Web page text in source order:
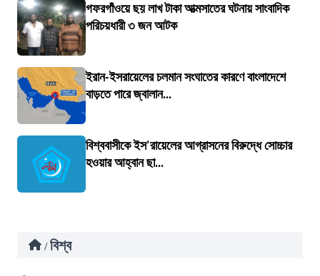
গফরগাঁওয়ে ছয় লাখ টাকা আত্মসাতের ঘটনায় সাংবাদিক
পরিচয়ধারী ৩ জন আটক
ইরান-ইসরায়েলের চলমান সংঘাতের কারণে বাংলাদেশে
বাড়তে পারে জ্বালান...
বিশ্ববাসীকে ইস'রায়েলের আগ্রাসনের বিরুদ্ধে সোচ্চার
হওয়ার আহ্বান ছা...
/ বিশ্ব